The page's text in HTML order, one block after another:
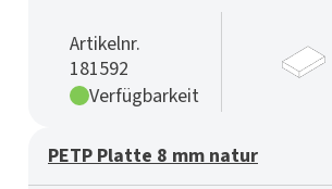
Artikelnr.
181592
Verfügbarkeit
PETP Platte 8 mm natur